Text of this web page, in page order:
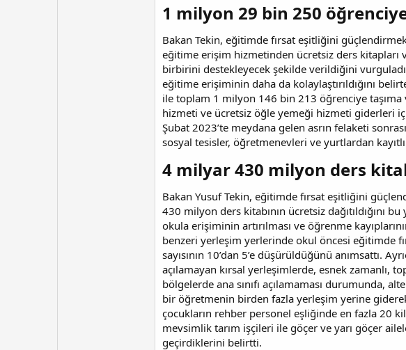
1 milyon 29 bin 250
Bakan Tekin, eğitimde fırsat eşitliğini
eğitime erişim hizmetinden ücretsiz ders kitapları
birbirini destekleyecek şekilde verildiğini
eğitime erişiminin daha da kolaylaştırıldığını
ile toplam 1 milyon 146 bin 213 öğrenciye
hizmeti ve ücretsiz öğle yemeği hizmeti giderleri
Şubat 2023’te meydana gelen asrın felaketi
sosyal tesisler, öğretmenevleri ve yurtlardan
4 milyar 430 milyon ders
Bakan Yusuf Tekin, eğitimde fırsat eşitliğini
430 milyon ders kitabının ücretsiz dağıtıldığını
okula erişiminin artırılması ve öğrenme
benzeri yerleşim yerlerinde okul öncesi eğitimde
sayısının 10’dan 5’e düşürüldüğünü anımsattı.
açılamayan kırsal yerleşimlerde, esnek
bölgelerde ana sınıfı açılamaması durumunda,
bir öğretmenin birden fazla yerleşim yerine
çocukların rehber personel eşliğinde en fazla 20
mevsimlik tarım işçileri ile göçer ve yarı göçer
geçirdiklerini belirtti.